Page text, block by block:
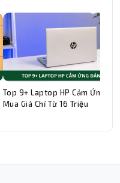
Top 9+ Laptop HP Cảm Ứng
Mua Giá Chỉ Từ 16 Triệu